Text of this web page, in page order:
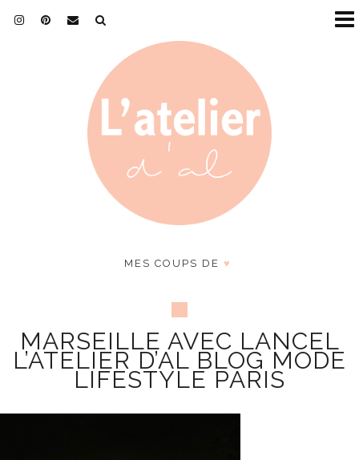
MES COUPS DE ♥
MARSEILLE AVEC LANCEL
L’ATELIER D’AL BLOG MODE
LIFESTYLE PARIS